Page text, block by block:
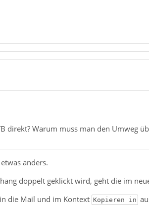
direkt? Warum muss man den Umweg
anders.
doppelt geklickt wird, geht die im
die Mail und im Kontext Kopieren in